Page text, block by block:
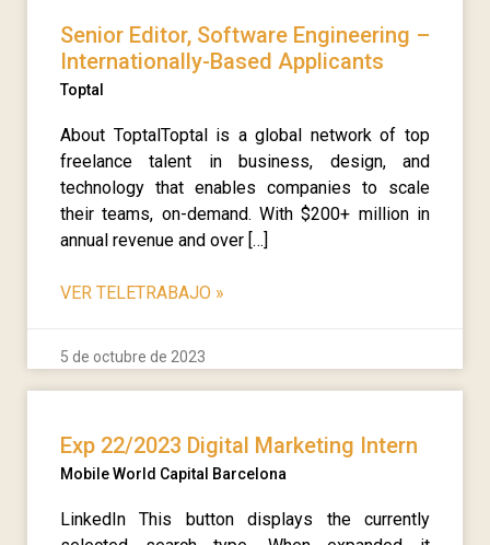
Senior Editor, Software Engineering –
Internationally-Based Applicants
Toptal
About ToptalToptal is a global network of top
freelance talent in business, design, and
technology that enables companies to scale
their teams, on-demand. With $200+ million in
annual revenue and over […]
VER TELETRABAJO »
5 de octubre de 2023
Exp 22/2023 Digital Marketing Intern
Mobile World Capital Barcelona
LinkedIn This button displays the currently